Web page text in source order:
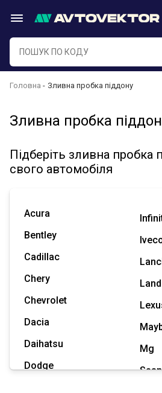
Головна Зливна пробка піддону
Зливна пробка
Підберіть зливна пробка
свого автомобіля
Acura
Bentley
Cadillac
Chery
Chevrolet
Dacia
Daihatsu
Dodge
Mg